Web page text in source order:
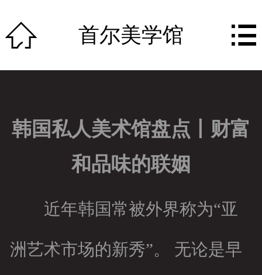
关于我们
公司动态
行业资讯
人才招聘
 首尔美学馆 
韩国私人美术馆盘点丨财富
和品味的联姻
近年韩国常被外界称为“亚
洲艺术市场的新秀”。 无论是早